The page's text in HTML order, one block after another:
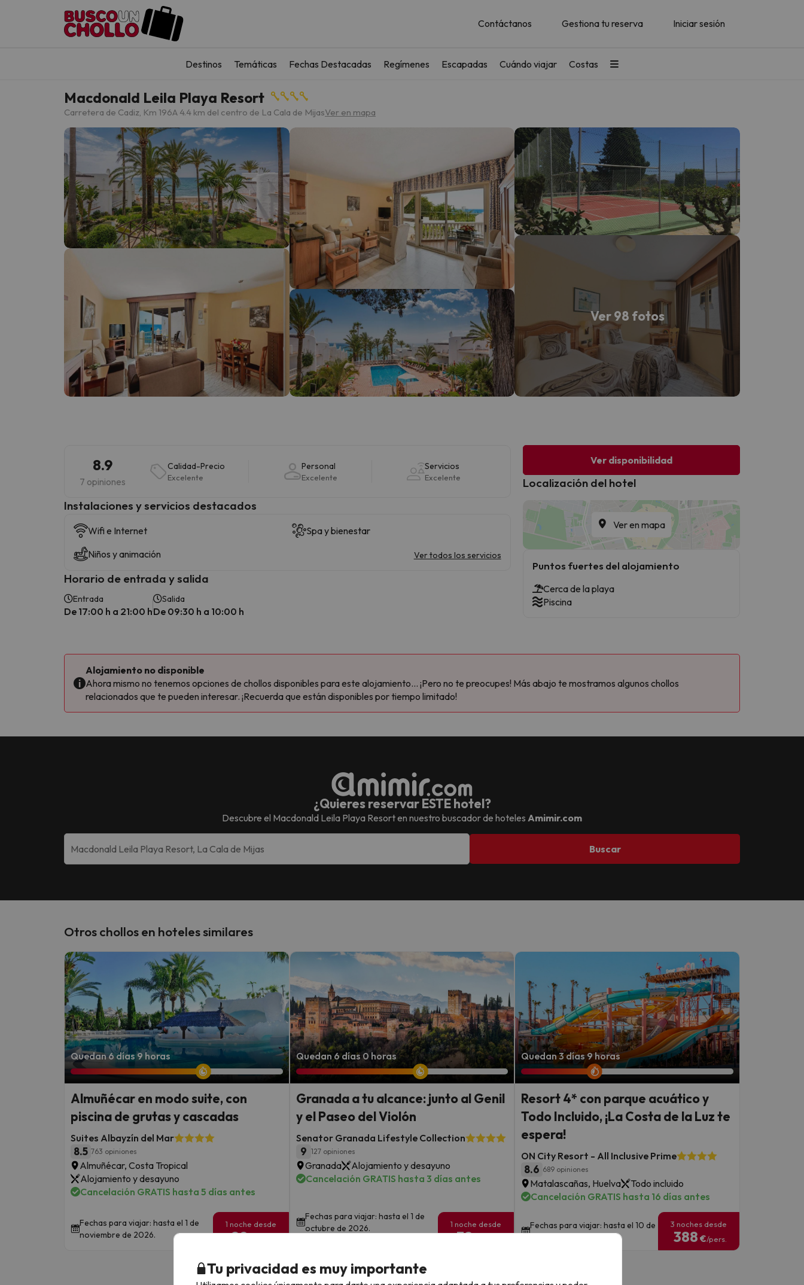
Contáctanos Gestiona tu reserva Iniciar sesión
Destinos Temáticas Fechas Destacadas Regímenes Escapadas Cuándo viajar Costas
Macdonald Leila Playa Resort
Carretera de Cadiz, Km 196A 4.4 km del centro de La Cala de MijasVer en mapa
Ver 98 fotos
8.9
7 opiniones
Calidad-Precio
Excelente
Personal
Excelente
Servicios
Excelente
Instalaciones y servicios destacados
Wifi e Internet
Spa y bienestar
Niños y animación
Ver todos los servicios
Horario de entrada y salida
Entrada
De 17:00 h a 21:00 h
Salida
De 09:30 h a 10:00 h
Ver disponibilidad
Localización del hotel
Ver en mapa
Puntos fuertes del alojamiento
Cerca de la playa
Piscina
Alojamiento no disponible
Ahora mismo no tenemos opciones de chollos disponibles para este alojamiento... ¡Pero no te preocupes! Más abajo te mostramos algunos chollos
relacionados que te pueden interesar. ¡Recuerda que están disponibles por tiempo limitado!
¿Quieres reservar ESTE hotel?
Descubre el Macdonald Leila Playa Resorten nuestro buscador de hoteles Amimir.com
Buscar
Otros chollos en hoteles similares
Quedan 6 días 9 horas
Almuñécar en modo suite, con
piscina de grutas y cascadas
Suites Albayzín del Mar
8.5 763 opiniones
Almuñécar, Costa Tropical
Alojamiento y desayuno
Cancelación GRATIS hasta 5 días antes
Fechas para viajar: hasta el 1 de
noviembre de 2026.
1 noche desde
89
Quedan 6 días 0 horas
Granada a tu alcance: junto al Genil
y el Paseo del Violón
Senator Granada Lifestyle Collection
9 127 opiniones
Granada
Alojamiento y desayuno
Cancelación GRATIS hasta 3 días antes
Fechas para viajar: hasta el 1 de
octubre de 2026.
1 noche desde
32
Quedan 3 días 9 horas
Resort 4* con parque acuático y
Todo Incluido, ¡La Costa de la Luz te
espera!
ON City Resort - All Inclusive Prime
8.6 689 opiniones
Matalascañas, Huelva
Todo incluido
Cancelación GRATIS hasta 16 días antes
Fechas para viajar: hasta el 10 de
3 noches desde
388 €/pers.
Ver todos los chollos
Tu privacidad es muy importante